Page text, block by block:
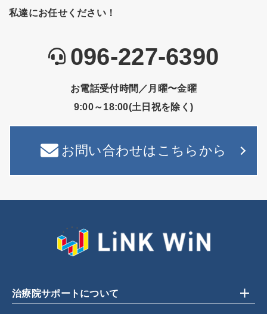
私達にお任せください！
096-227-6390
お電話受付時間／月曜〜金曜
9:00～18:00(土日祝を除く)
お問い合わせはこちらから
治療院サポートについて